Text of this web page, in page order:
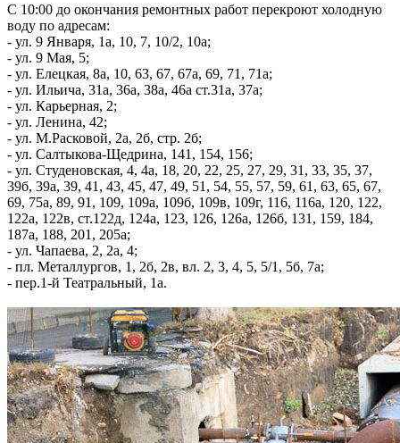
С 10:00 до окончания ремонтных работ перекроют холодную
воду по адресам:
- ул. 9 Января, 1а, 10, 7, 10/2, 10а;
- ул. 9 Мая, 5;
- ул. Елецкая, 8а, 10, 63, 67, 67а, 69, 71, 71а;
- ул. Ильича, 31а, 36а, 38а, 46а ст.31а, 37а;
- ул. Карьерная, 2;
- ул. Ленина, 42;
- ул. М.Расковой, 2а, 2б, стр. 2б;
- ул. Салтыкова-Щедрина, 141, 154, 156;
- ул. Студеновская, 4, 4а, 18, 20, 22, 25, 27, 29, 31, 33, 35, 37,
39б, 39а, 39, 41, 43, 45, 47, 49, 51, 54, 55, 57, 59, 61, 63, 65, 67,
69, 75а, 89, 91, 109, 109а, 109б, 109в, 109г, 116, 116а, 120, 122,
122а, 122в, ст.122д, 124а, 123, 126, 126а, 126б, 131, 159, 184,
187а, 188, 201, 205а;
- ул. Чапаева, 2, 2а, 4;
- пл. Металлургов, 1, 2б, 2в, вл. 2, 3, 4, 5, 5/1, 5б, 7а;
- пер.1-й Театральный, 1а.